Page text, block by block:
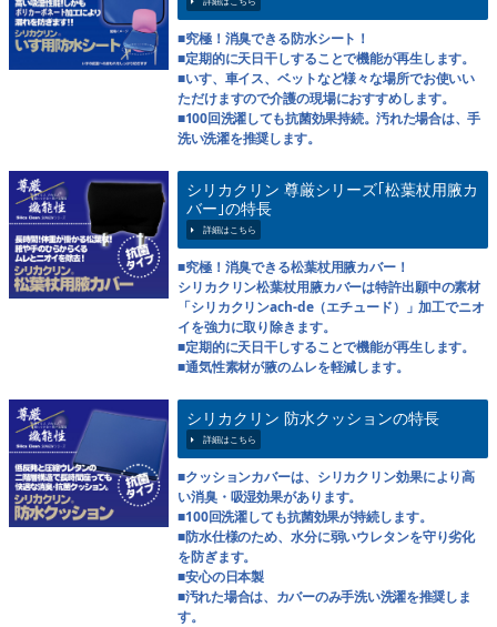
■究極！消臭できる防水シート！
■定期的に天日干しすることで機能が再生します。
■いす、車イス、ベットなど様々な場所でお使いい
ただけますので介護の現場におすすめします。
■100回洗濯しても抗菌効果持続。汚れた場合は、手
洗い洗濯を推奨します。
シリカクリン 尊厳シリーズ｢松葉杖用腋カ
バー｣の特長
■究極！消臭できる松葉杖用腋カバー！
シリカクリン松葉杖用腋カバーは特許出願中の素材
「シリカクリンach-de（エチュード）」加工でニオ
イを強力に取り除きます。
■定期的に天日干しすることで機能が再生します。
■通気性素材が腋のムレを軽減します。
シリカクリン 防水クッションの特長
■クッションカバーは、シリカクリン効果により高
い消臭・吸湿効果があります。
■100回洗濯しても抗菌効果が持続します。
■防水仕様のため、水分に弱いウレタンを守り劣化
を防ぎます。
■安心の日本製
■汚れた場合は、カバーのみ手洗い洗濯を推奨しま
す。